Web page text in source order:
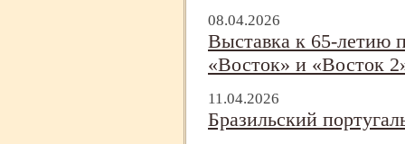
08.04.2026
Выставка к 65-летию
«Восток» и «Восток
11.04.2026
Бразильский